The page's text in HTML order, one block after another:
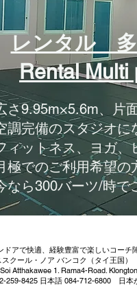
レンタル
Rental Multi
さ9.95m×5.6m、片
調完備のスタジオに
ィットネス、ヨガ、
極でのご利用希望の
なら300バーツ/時で
ドアで快適、経験豊富で楽しいコーチ
クール・ノア バンコク（タイ王国）
Atthakawee 1. Rama4-Road.
259-8425 日本語 084-712-6800 日本